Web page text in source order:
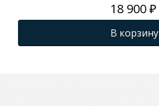
18 900 ₽
В корзину